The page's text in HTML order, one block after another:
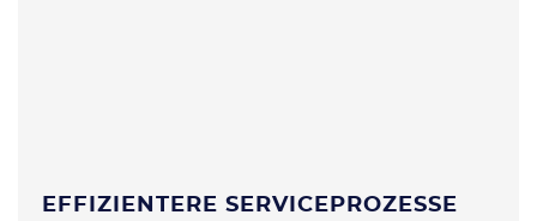
EFFIZIENTERE SERVICEPROZESSE